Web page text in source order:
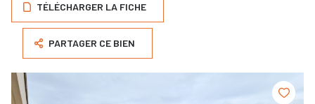
TÉLÉCHARGER LA FICHE
PARTAGER CE BIEN